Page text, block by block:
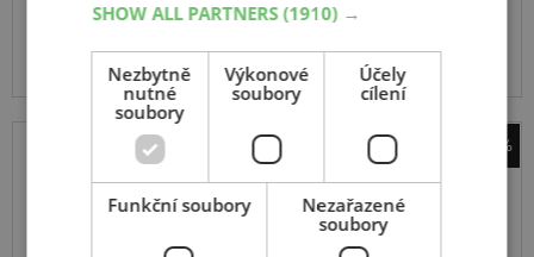
SKLADEM Expedujeme ještě dnes
Centrální sklad 18 ks.
-43%
Continental
ContiTwist
140
65S
SHOW ALL PARTNERS(1910) →
Nezbytně
nutné
soubory
Výkonové
soubory
Účely
cílení
Funkční soubory
Nezařazené
soubory